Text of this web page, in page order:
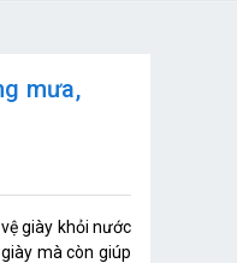
mưa,
giày khỏi nước
mà còn giúp